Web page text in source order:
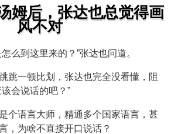
姆后，张达也总觉得画
风不对
么到这里来的？”张达也问道。
跳一顿比划，张达也完全没看懂，阻
会说话的吧？”
个语言大师，精通多个国家语言，甚
，为啥不直接开口说话？